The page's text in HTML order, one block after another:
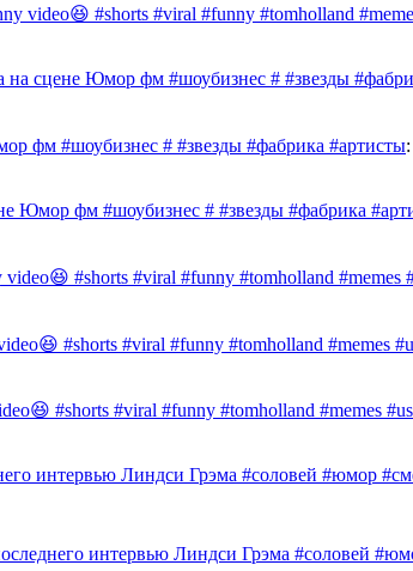
video😆 #shorts #viral #funny #tomholland
на сцене Юмор фм #шоубизнес # #звезды
фм #шоубизнес # #звезды #фабрика #артисты
Юмор фм #шоубизнес # #звезды #фабрика
#shorts #viral #funny #tomholland #memes
#shorts #viral #funny #tomholland #memes
#shorts #viral #funny #tomholland #memes
интервью Линдси Грэма #соловей #юмор
интервью Линдси Грэма #соловей